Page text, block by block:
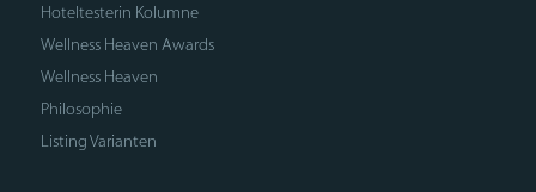
Hoteltesterin Kolumne
Wellness Heaven Awards
Wellness Heaven
Philosophie
Listing Varianten